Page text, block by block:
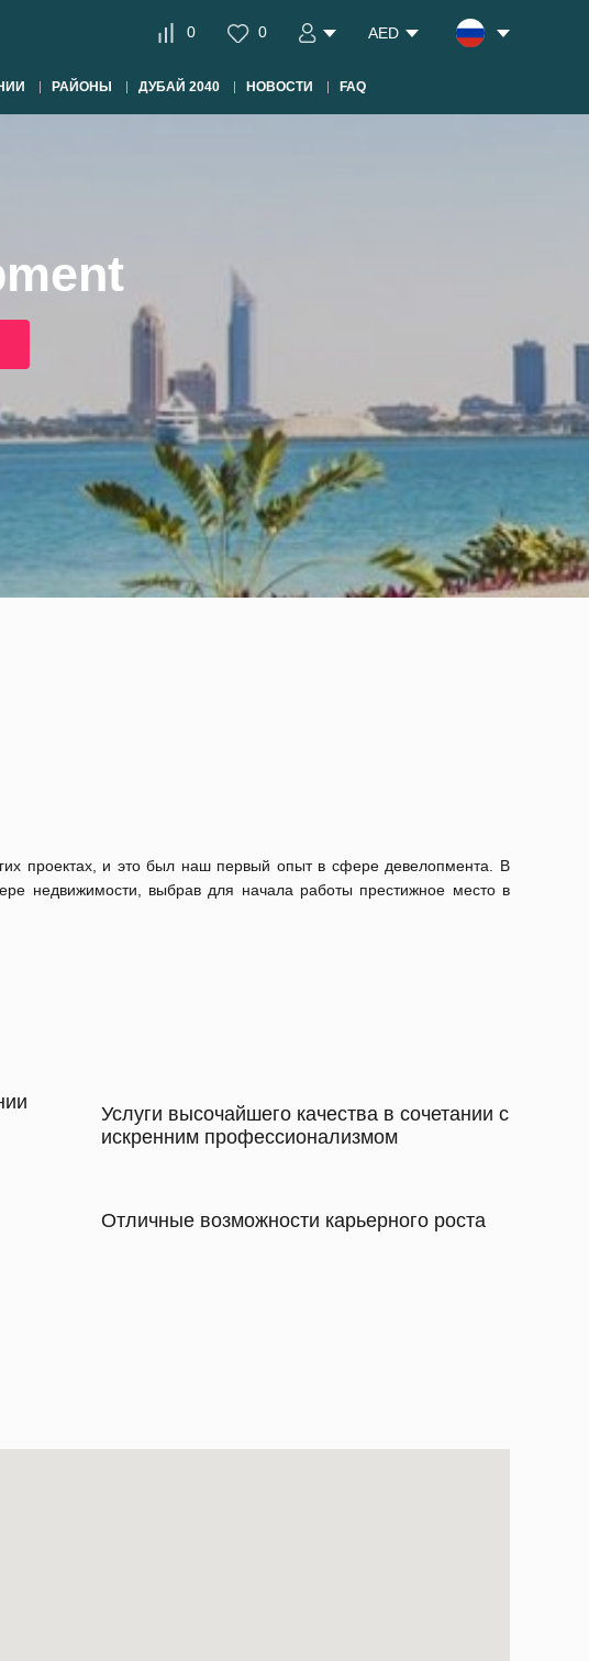
0 0 AED
РАЙОНЫ ДУБАЙ 2040 НОВОСТИ FAQ
проектах, и это был наш первый опыт в сфере девелопмента. В
недвижимости, выбрав для начала работы престижное место в
Услуги высочайшего качества в сочетании с
искренним профессионализмом
Отличные возможности карьерного роста